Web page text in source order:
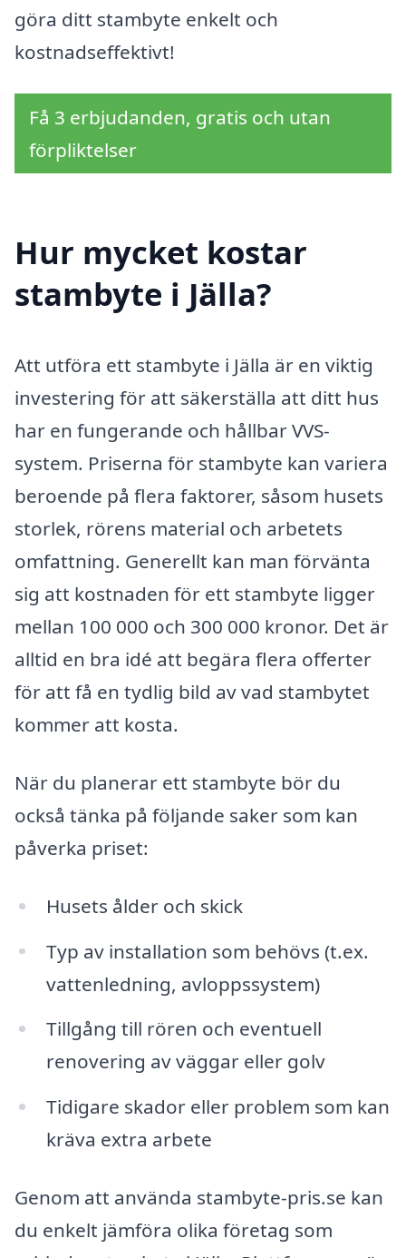
göra ditt stambyte enkelt och
kostnadseffektivt!
Få 3 erbjudanden, gratis och utan
förpliktelser
Hur mycket kostar
stambyte i Jälla?
Att utföra ett stambyte i Jälla är en viktig
investering för att säkerställa att ditt hus
har en fungerande och hållbar VVS-
system. Priserna för stambyte kan variera
beroende på flera faktorer, såsom husets
storlek, rörens material och arbetets
omfattning. Generellt kan man förvänta
sig att kostnaden för ett stambyte ligger
mellan 100 000 och 300 000 kronor. Det är
alltid en bra idé att begära flera offerter
för att få en tydlig bild av vad stambytet
kommer att kosta.
När du planerar ett stambyte bör du
också tänka på följande saker som kan
påverka priset:
Husets ålder och skick
Typ av installation som behövs (t.ex.
vattenledning, avloppssystem)
Tillgång till rören och eventuell
renovering av väggar eller golv
Tidigare skador eller problem som kan
kräva extra arbete
Genom att använda stambyte-pris.se kan
du enkelt jämföra olika företag som